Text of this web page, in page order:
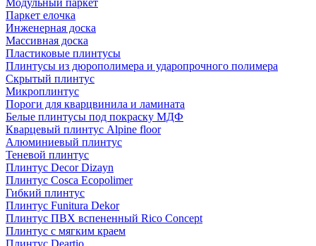
Модульный паркет
Паркет елочка
Инженерная доска
Массивная доска
Пластиковые плинтусы
Плинтусы из дюрополимера и ударопрочного полимера
Скрытый плинтус
Микроплинтус
Пороги для кварцвинила и ламината
Белые плинтусы под покраску МДФ
Кварцевый плинтус Alpine floor
Алюминиевый плинтус
Теневой плинтус
Плинтус Decor Dizayn
Плинтус Cosca Ecopolimer
Гибкий плинтус
Плинтус Funitura Dekor
Плинтус ПВХ вспененный Rico Concept
Плинтус с мягким краем
Плинтус Deartio